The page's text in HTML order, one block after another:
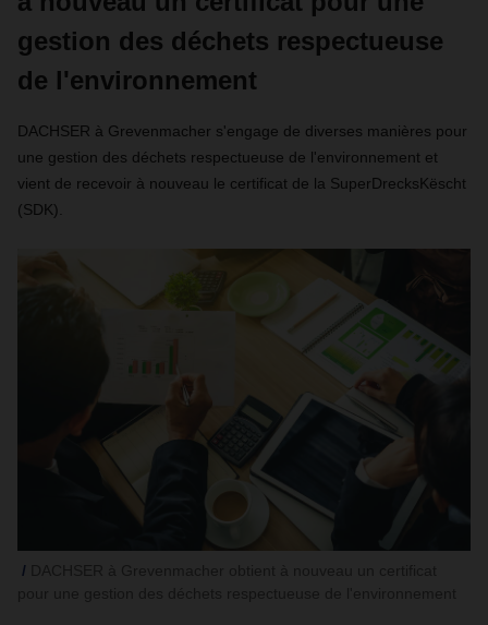
gestion des déchets respectueuse
de l'environnement
DACHSER à Grevenmacher s'engage de diverses manières pour
une gestion des déchets respectueuse de l'environnement et
vient de recevoir à nouveau le certificat de la SuperDrecksKëscht
(SDK).